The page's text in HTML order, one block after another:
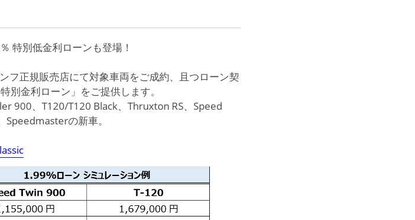
特別低金利ローンも登場！
フ正規販売店にて対象車両をご成約、且つローン契
別金利ローン」をご提供します。
900、T120/T120 Black、Thruxton RS、Speed
の新車。